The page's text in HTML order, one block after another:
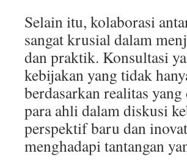
Selain itu, kolaborasi
sangat krusial dalam
dan praktik. Konsultasi
kebijakan yang tidak
berdasarkan realitas
para ahli dalam diskusi
perspektif baru dan
menghadapi tantangan